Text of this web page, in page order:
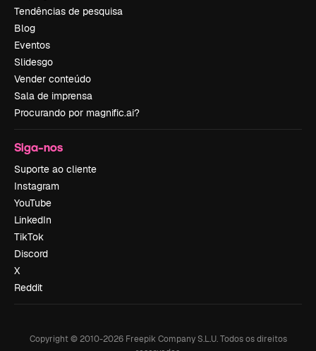
Tendências de pesquisa
Blog
Eventos
Slidesgo
Vender conteúdo
Sala de imprensa
Procurando por magnific.ai?
Siga-nos
Suporte ao cliente
Instagram
YouTube
LinkedIn
TikTok
Discord
X
Reddit
Copyright © 2010-2026Freepik Company S.L.U. Todos os direitos